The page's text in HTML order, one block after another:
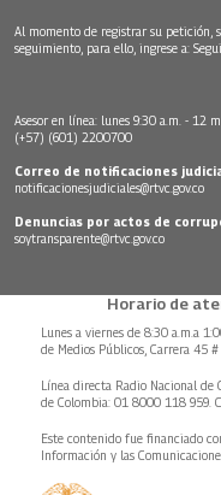
Al momento de registrar su petición,
seguimiento, para ello, ingrese a:
Asesor en línea: lunes 9:30 a.m. - 12 m
(+57) (601) 2200700
Correo de notificaciones
notificacionesjudiciales@rtvc.gov.co
Denuncias por actos de
soytransparente@rtvc.gov.co
Horario de
Lunes a viernes de 8:30 a.m.a
de Medios Públicos, Carrera 45 #
Línea directa Radio Nacional de
de Colombia: 01 8000 118 959.
Este contenido fue financiado
Información y las